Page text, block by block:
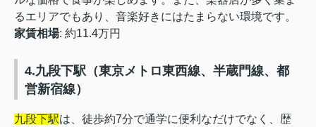
るエリアでもあり、音楽好きにはたまらない環境です。
家賃相場: 約11.4万円
4.九段下駅（東京メトロ東西線、半蔵門線、都
営新宿線）
九段下駅は、徒歩約7分で通学に便利なだけでなく、歴